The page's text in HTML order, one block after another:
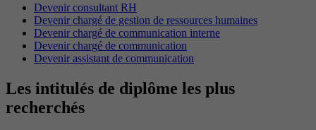
Devenir consultant RH
Devenir chargé de gestion de ressources humaines
Devenir chargé de communication interne
Devenir chargé de communication
Devenir assistant de communication
Les intitulés de diplôme les plus
recherchés